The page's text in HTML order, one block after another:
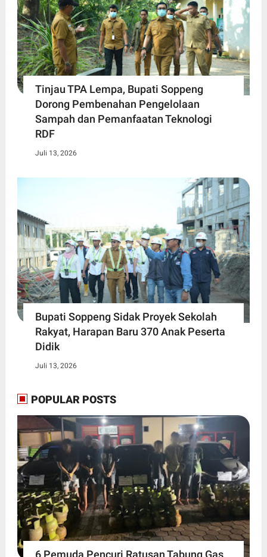
Tinjau TPA Lempa, Bupati Soppeng
Dorong Pembenahan Pengelolaan
Sampah dan Pemanfaatan Teknologi
RDF
Juli 13, 2026
Bupati Soppeng Sidak Proyek Sekolah
Rakyat, Harapan Baru 370 Anak Peserta
Didik
Juli 13, 2026
POPULAR POSTS
6 Pemuda Pencuri Ratusan Tabung Gas